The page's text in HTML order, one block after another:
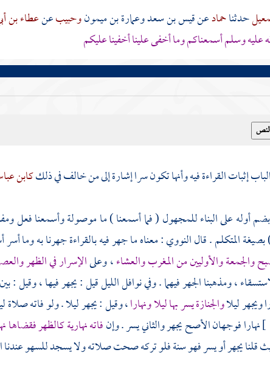
حدثناحمادعنقيس بن سعدوعمارة بن ميمونوحبيبعنعطاء بن
عليه وسلم أسمعناكم وما أخفى علينا أخفينا عليكم
إثبات القراءة فيه وأنها تكون سرا إشارة إلى من خالف في ذلككابن
أوله على البناء للمجهول ( فما أسمعنا ) ما موصولة وأسمعنا فعل
المتكلم . قالالنووي: معناه ما جهر فيه بالقراءة جهرنا به وما
والجمعة والأوليين من المغرب والعشاء، وعلىالإسرار في الظهر
، ومذهبنا الجهر فيهما . وفي نوافل الليل قيل : يجهر فيها ، وقيل :
ليلاوالجنازة يسر بها ليلا ونهارا، وقيل : يجهر ليلا . ولو فاته
نهارا فوجهان الأصح يجهر والثاني يسر . وإنفاته نهارية كالظهر فقضاها
قلنا يجهر أو يسر فهو سنة فلو تركه صحت صلاته ولا يسجد للسهو عندنا